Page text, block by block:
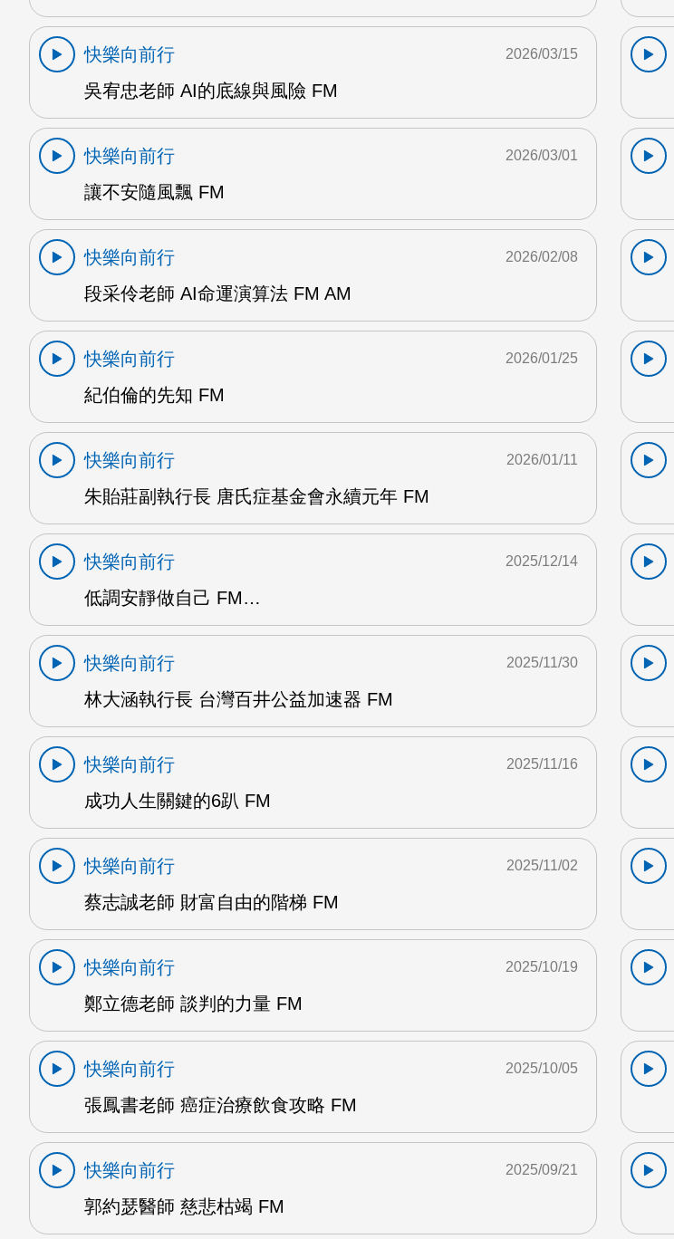
快樂向前行
吳宥忠老師 AI的底線與風險 FM
2026/03/15
快樂向前行
讓不安隨風飄 FM
2026/03/01
快樂向前行
段采伶老師 AI命運演算法 FM AM
2026/02/08
快樂向前行
紀伯倫的先知 FM
2026/01/25
快樂向前行
朱貽莊副執行長 唐氏症基金會永續元年 FM
2026/01/11
快樂向前行
低調安靜做自己 FM…
2025/12/14
快樂向前行
林大涵執行長 台灣百井公益加速器 FM
2025/11/30
快樂向前行
成功人生關鍵的6趴 FM
2025/11/16
快樂向前行
蔡志誠老師 財富自由的階梯 FM
2025/11/02
快樂向前行
鄭立德老師 談判的力量 FM
2025/10/19
快樂向前行
張鳳書老師 癌症治療飲食攻略 FM
2025/10/05
快樂向前行
郭約瑟醫師 慈悲枯竭 FM
2025/09/21